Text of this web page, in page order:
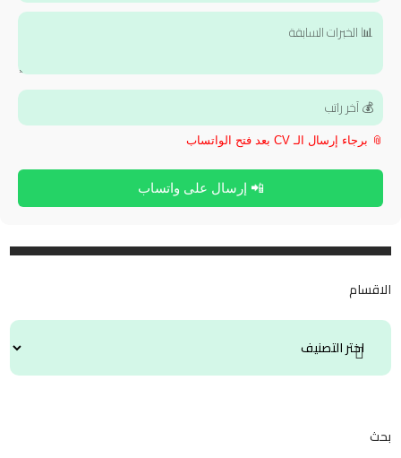
📎 برجاء إرسال الـ CV بعد فتح الواتساب
📲 إرسال على واتساب
الاقسام
بحث